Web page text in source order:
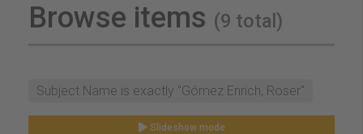
Browse items (9 total)
Subject Name is exactly "Gómez Enrich, Roser"
Slideshow mode